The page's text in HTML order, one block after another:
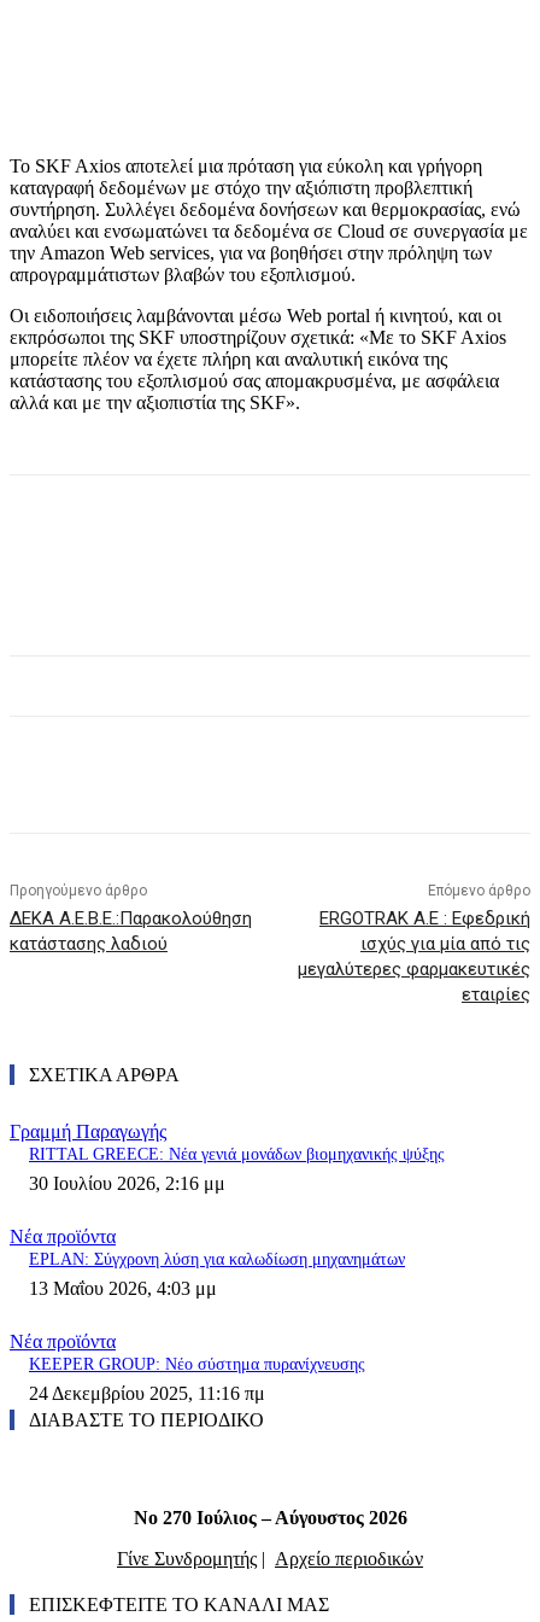
Το SKF Axios αποτελεί μια πρόταση για εύκολη και γρήγορη
καταγραφή δεδομένων με στόχο την αξιόπιστη προβλεπτική
συντήρηση. Συλλέγει δεδομένα δονήσεων και θερμοκρασίας, ενώ
αναλύει και ενσωματώνει τα δεδομένα σε Cloud σε συνεργασία με
την Amazon Web services, για να βοηθήσει στην πρόληψη των
απρογραμμάτιστων βλαβών του εξοπλισμού.
Οι ειδοποιήσεις λαμβάνονται μέσω Web portal ή κινητού, και οι
εκπρόσωποι της SKF υποστηρίζουν σχετικά: «Με το SKF Axios
μπορείτε πλέον να έχετε πλήρη και αναλυτική εικόνα της
κατάστασης του εξοπλισμού σας απομακρυσμένα, με ασφάλεια
αλλά και με την αξιοπιστία της SKF».
Προηγούμενο άρθρο
ΔΕΚΑ Α.Ε.Β.Ε.:Παρακολούθηση
κατάστασης λαδιού
Επόμενο άρθρο
ERGOTRAK A.E : Εφεδρική
ισχύς για μία από τις
μεγαλύτερες φαρμακευτικές
εταιρίες
ΣΧΕΤΙΚΑ ΑΡΘΡΑ
Γραμμή Παραγωγής
RITTAL GREECE: Νέα γενιά μονάδων βιομηχανικής ψύξης
30 Ιουλίου 2026, 2:16 μμ
Νέα προϊόντα
EPLAN: Σύγχρονη λύση για καλωδίωση μηχανημάτων
13 Μαΐου 2026, 4:03 μμ
Νέα προϊόντα
KEEPER GROUP: Νέο σύστημα πυρανίχνευσης
24 Δεκεμβρίου 2025, 11:16 πμ
ΔΙΑΒΑΣΤΕ ΤΟ ΠΕΡΙΟΔΙΚΟ
Νο 270 Ιούλιος – Αύγουστος 2026
Γίνε Συνδρομητής | Αρχείο περιοδικών
ΕΠΙΣΚΕΦΤΕΙΤΕ ΤΟ ΚΑΝΑΛΙ ΜΑΣ